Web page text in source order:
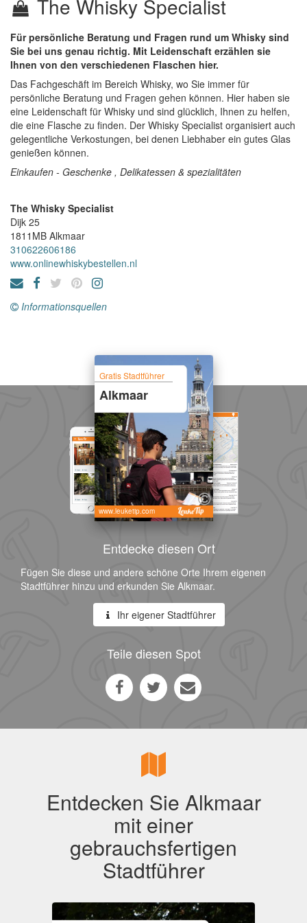
The Whisky Specialist
Für persönliche Beratung und Fragen rund um Whisky sind
Sie bei uns genau richtig. Mit Leidenschaft erzählen sie
Ihnen von den verschiedenen Flaschen hier.
Das Fachgeschäft im Bereich Whisky, wo Sie immer für
persönliche Beratung und Fragen gehen können. Hier haben sie
eine Leidenschaft für Whisky und sind glücklich, Ihnen zu helfen,
die eine Flasche zu finden. Der Whisky Specialist organisiert auch
gelegentliche Verkostungen, bei denen Liebhaber ein gutes Glas
genießen können.
Einkaufen - Geschenke , Delikatessen & spezialitäten
The Whisky Specialist
Dijk 25
1811MB Alkmaar
310622606186
www.onlinewhiskybestellen.nl
Informationsquellen
Gratis Stadtführer
Alkmaar
www.leuketip.com
Entdecke diesen Ort
Fügen Sie diese und andere schöne Orte Ihrem eigenen
Stadtführer hinzu und erkunden Sie Alkmaar.
Ihr eigener Stadtführer
Teile diesen Spot
Entdecken Sie Alkmaar
mit einer
gebrauchsfertigen
Stadtführer